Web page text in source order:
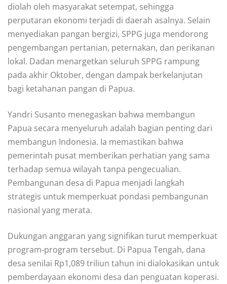
diolah oleh masyarakat setempat, sehingga
perputaran ekonomi terjadi di daerah asalnya. Selain
menyediakan pangan bergizi, SPPG juga mendorong
pengembangan pertanian, peternakan, dan perikanan
lokal. Dadan menargetkan seluruh SPPG rampung
pada akhir Oktober, dengan dampak berkelanjutan
bagi ketahanan pangan di Papua.
Yandri Susanto menegaskan bahwa membangun
Papua secara menyeluruh adalah bagian penting dari
membangun Indonesia. Ia memastikan bahwa
pemerintah pusat memberikan perhatian yang sama
terhadap semua wilayah tanpa pengecualian.
Pembangunan desa di Papua menjadi langkah
strategis untuk memperkuat pondasi pembangunan
nasional yang merata.
Dukungan anggaran yang signifikan turut memperkuat
program-program tersebut. Di Papua Tengah, dana
desa senilai Rp1,089 triliun tahun ini dialokasikan untuk
pemberdayaan ekonomi desa dan penguatan koperasi.